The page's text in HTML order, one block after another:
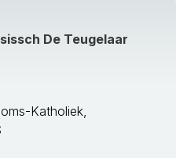
De Teugelaar
Katholiek,